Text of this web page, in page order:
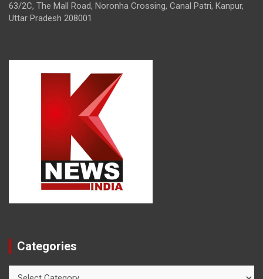
63/2C, The Mall Road, Noronha Crossing, Canal Patri, Kanpur,
Uttar Pradesh 208001
Categories